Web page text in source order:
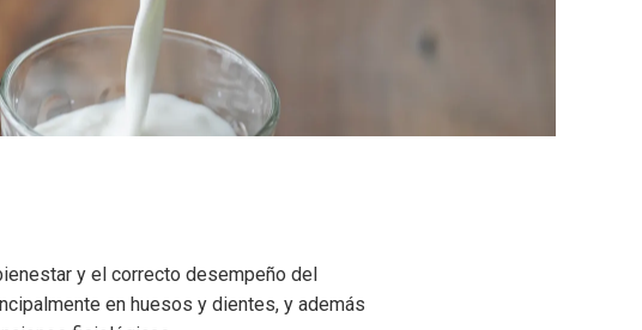
y el correcto desempeño del
en huesos y dientes, y además